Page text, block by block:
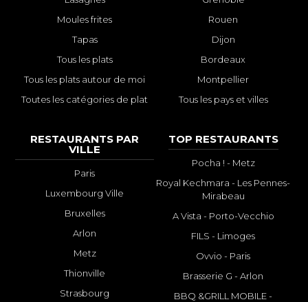
Moules frites
Tapas
Tous les plats
Tous les plats autour de moi
Toutes les catégories de plat
Rouen
Dijon
Bordeaux
Montpellier
Tous les pays et villes
RESTAURANTS PAR
VILLE
Paris
Luxembourg Ville
Bruxelles
Arlon
Metz
Thionville
Strasbourg
TOP RESTAURANTS
Pocha ! - Metz
Royal Kechmara - Les Pennes-
Mirabeau
A Vista - Porto-Vecchio
FILS - Limoges
Ovvio - Paris
Brasserie G - Arlon
BBQ &GRILL MOBILE -